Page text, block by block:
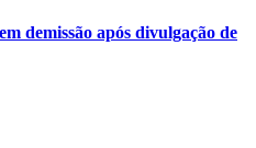
demissão após divulgação de